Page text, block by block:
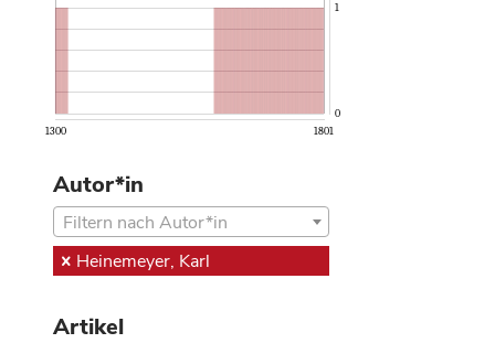
1300 1801
0
1
Autor*in
Filtern nach Autor*in
Heinemeyer, Karl
Artikel